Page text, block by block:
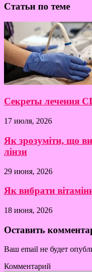
Статьи по теме
Секреты лечения
17 июля, 2026
Як зрозуміти, що
лінзи
29 июня, 2026
Як вибрати
18 июня, 2026
Оставить
Ваш email не будет
Комментарий